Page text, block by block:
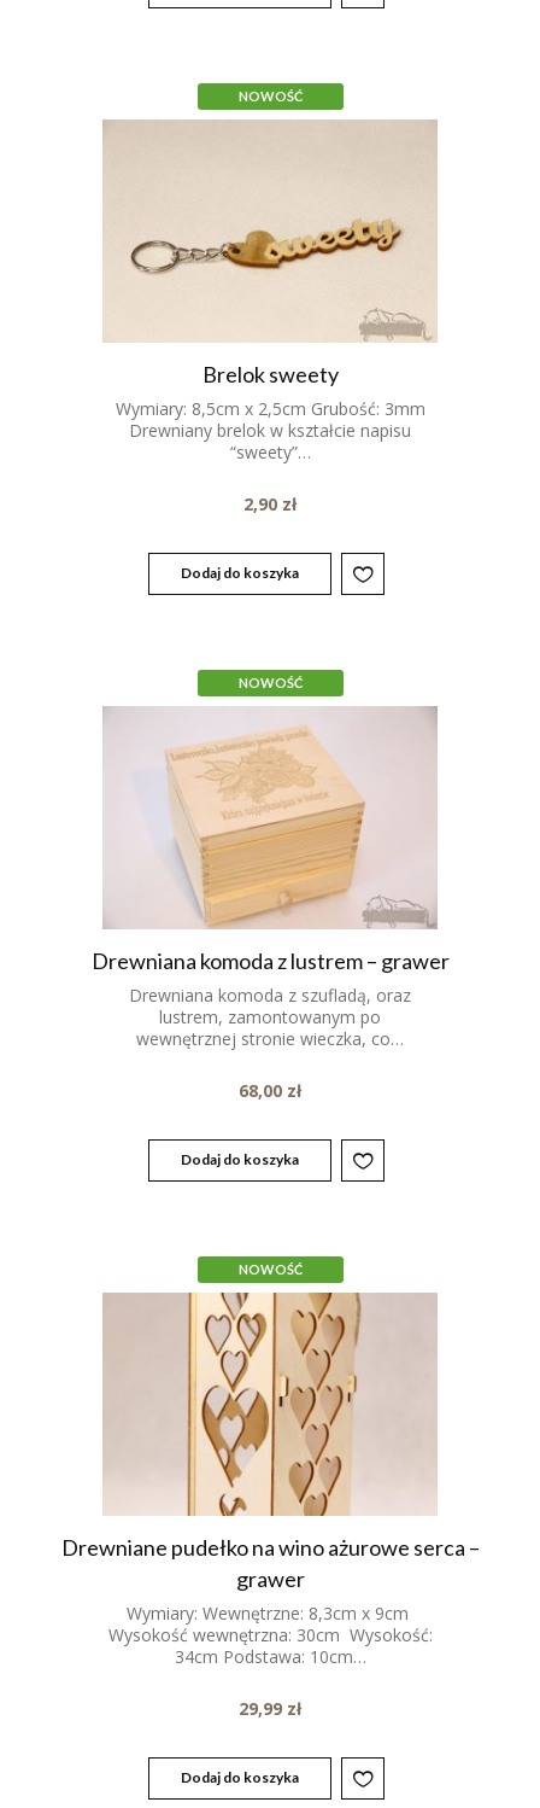
NOWOŚĆ
Brelok sweety
Wymiary: 8,5cm x 2,5cm Grubość: 3mm
Drewniany brelok w kształcie napisu
“sweety”…
2,90 zł
Dodaj do koszyka
NOWOŚĆ
Drewniana komoda z lustrem – grawer
Drewniana komoda z szufladą, oraz
lustrem, zamontowanym po
wewnętrznej stronie wieczka, co…
68,00 zł
Dodaj do koszyka
NOWOŚĆ
Drewniane pudełko na wino ażurowe serca –
grawer
Wymiary: Wewnętrzne: 8,3cm x 9cm
Wysokość wewnętrzna: 30cm Wysokość:
34cm Podstawa: 10cm…
29,99 zł
Dodaj do koszyka